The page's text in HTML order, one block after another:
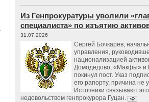
Из Генпрокуратуры уволили
специалиста» по изъятию
31.07.2026
Сергей Бочкарев,
управления,
национализацией
Домодедово, «Макфы» и
покинул пост. Указ
его рапорту, причина не
Источники связывают
недовольством генпрокурора Гуцан.